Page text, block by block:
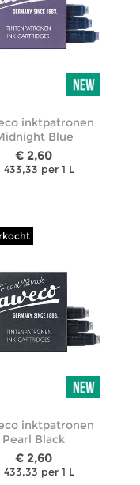
inktpatronen
Blue
€ 2,60
433,33 per 1 L
inktpatronen
Pearl Black
€ 2,60
433,33 per 1 L